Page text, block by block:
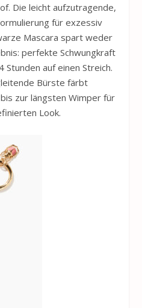
Die leicht aufzutragende,
für exzessiv
Mascara spart weder
perfekte Schwungkraft
Stunden auf einen Streich.
Bürste färbt
zur längsten Wimper für
Look.